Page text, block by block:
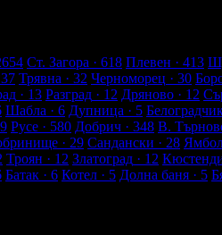
Ст. Загора · 618 Плевен · 413
37 Трявна · 32 Черноморец · 30
· 13 Разград · 12 Дряново · 12
Шабла · 6 Дупница · 5
Русе · 580 Добрич · 348 В.
· 29 Сандански · 28
Троян · 12 Златоград · 12
Батак · 6 Котел · 5 Долна баня · 5